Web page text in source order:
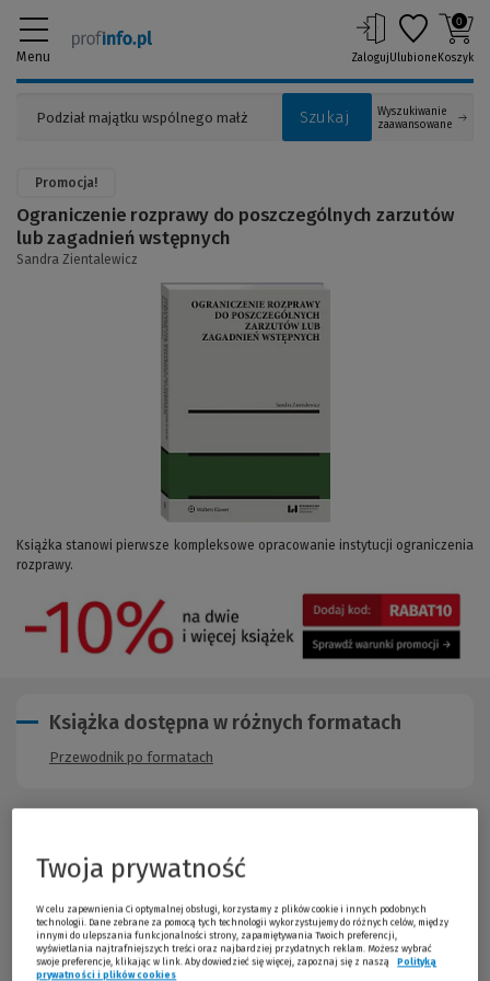
Menu
Szukaj
Wyszukiwanie
zaawansowane
ZalogujUlubione
0
Koszyk
Promocja!
Książka stanowi pierwsze kompleksowe opracowanie instytucji ograniczenia
rozprawy.
Ograniczenie rozprawy do poszczególnych zarzutów
lub zagadnień wstępnych
Sandra Zientalewicz
Książka stanowi pierwsze kompleksowe opracowanie
instytucji ograniczenia rozprawy. Skupienie się przez sąd na
jednym lub kilku aspektach sprawy jest istotne z punktu widzenia
Książka dostępna w różnych formatach
Przewodnik po formatach
Twoja prywatność
W celu zapewnienia Ci optymalnej obsługi, korzystamy z plików cookie i innych podobnych
technologii. Dane zebrane za pomocą tych technologii wykorzystujemy do różnych celów, między
innymi do ulepszania funkcjonalności strony, zapamiętywania Twoich preferencji,
wyświetlania najtrafniejszych treści oraz najbardziej przydatnych reklam. Możesz wybrać
swoje preferencje, klikając w link. Aby dowiedzieć się więcej, zapoznaj się z naszą
Polityką
prywatności i plików cookies